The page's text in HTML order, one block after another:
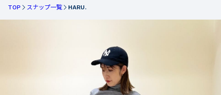
TOP スナップ一覧 HARU.